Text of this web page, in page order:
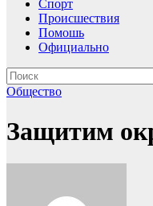
Спорт
Происшествия
Помошь
Официально
Общество
Защитим